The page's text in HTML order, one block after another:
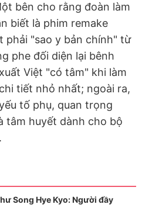
bên cho rằng đoàn làm
biết là phim remake
phải "sao y bản chính" từ
phe đối diện lại bênh
Việt "có tâm" khi làm
tiết nhỏ nhất; ngoài ra,
tố phụ, quan trọng
tâm huyết dành cho bộ
Song Hye Kyo: Người đầy